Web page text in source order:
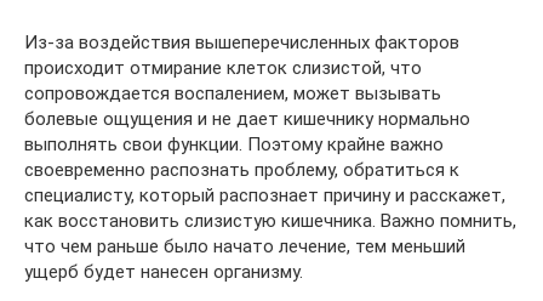
Из-за воздействия вышеперечисленных факторов
происходит отмирание клеток слизистой, что
сопровождается воспалением, может вызывать
болевые ощущения и не дает кишечнику нормально
выполнять свои функции. Поэтому крайне важно
своевременно распознать проблему, обратиться к
специалисту, который распознает причину и расскажет,
как восстановить слизистую кишечника. Важно помнить,
что чем раньше было начато лечение, тем меньший
ущерб будет нанесен организму.